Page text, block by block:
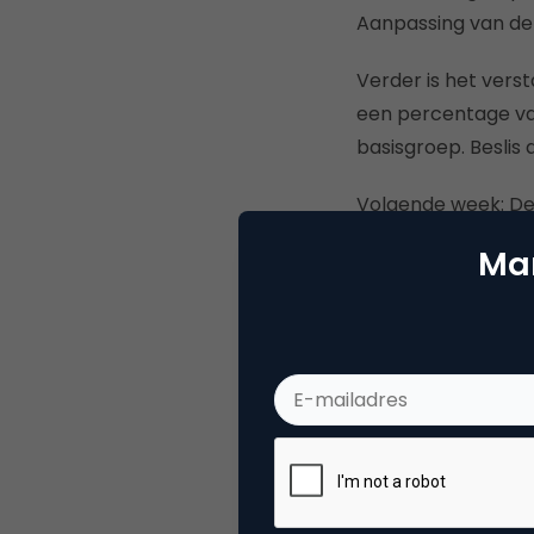
Aanpassing van
Verder is het
een percentage
basisgroep.
Volgende week: